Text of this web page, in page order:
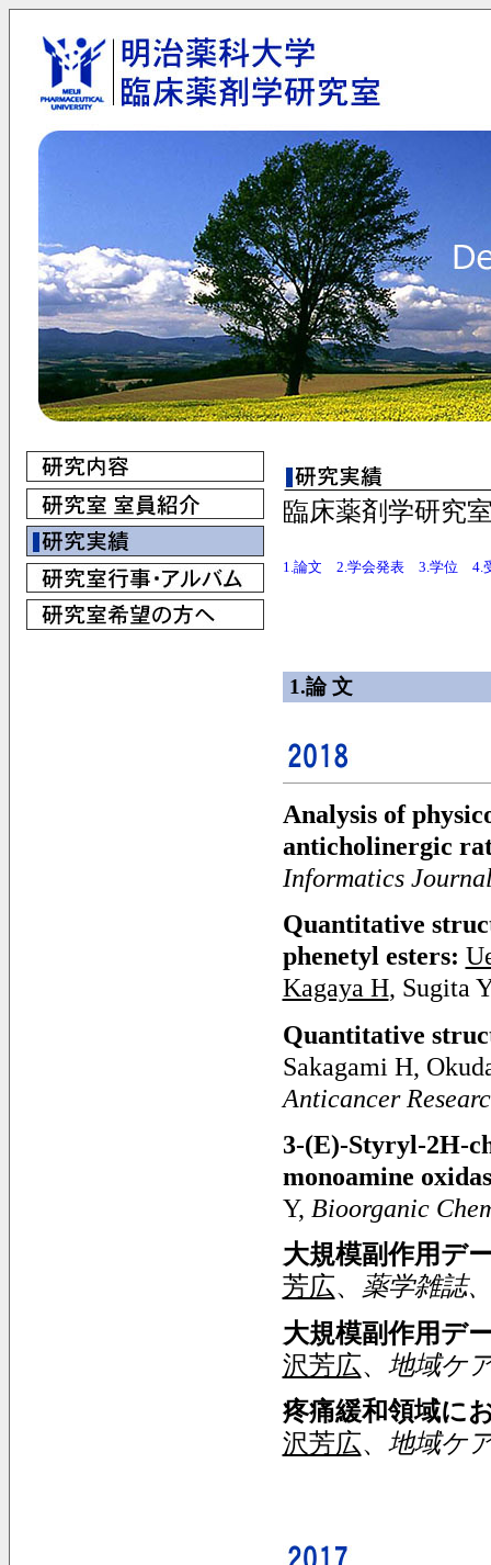
臨床薬剤学研究
1.論文 2.学会発表 3.学位 4.
1.論 文
Analysis of
anticholinergic
Informatics
Quantitative
phenetyl esters:
Kagaya H, Sugita
Quantitative
Sakagami H,
Anticancer
3-(E)-Styryl-2H-
monoamine
Y, Bioorganic
大規模副作用デ
芳広、 薬学雑誌
大規模副作用デ
沢芳広、 地域ケ
疼痛緩和領域に
沢芳広、 地域ケ